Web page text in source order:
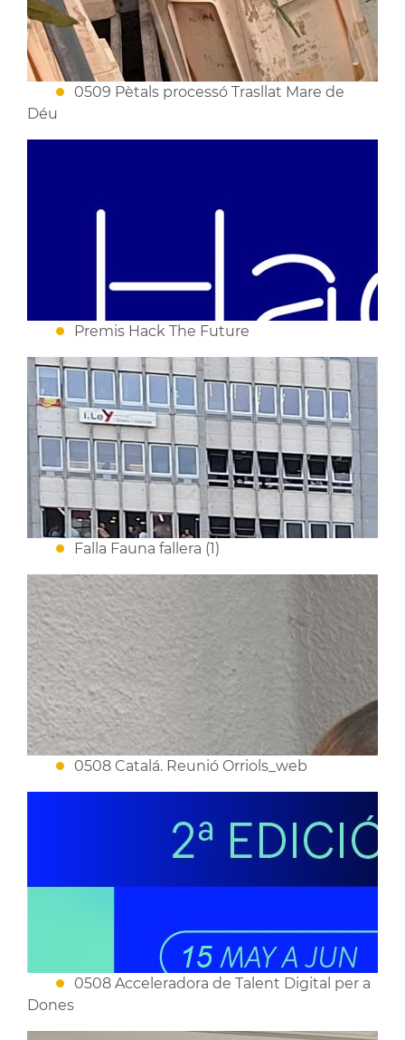
0509 Pètals processó Trasllat Mare de
Déu
Premis Hack The Future
Falla Fauna fallera (1)
0508 Catalá. Reunió Orriols_web
0508 Acceleradora de Talent Digital per a
Dones